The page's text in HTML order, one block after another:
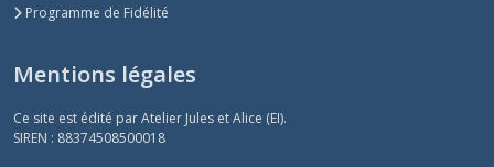
Programme de Fidélité
Mentions légales
Ce site est édité par Atelier Jules et Alice (EI).
SIREN : 88374508500018